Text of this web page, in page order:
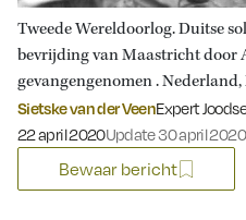
Tweede Wereldoorlog. Duitse
bevrijding van Maastricht door
gevangengenomen .
Sietske van der VeenExpert
Gepubliceerd op:
22 april 2020Update 30 april 2020
Bewaar bericht